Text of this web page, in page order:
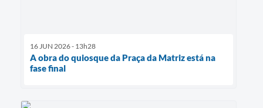
16 JUN 2026 - 13h28
A obra do quiosque da Praça da Matriz está na
fase final